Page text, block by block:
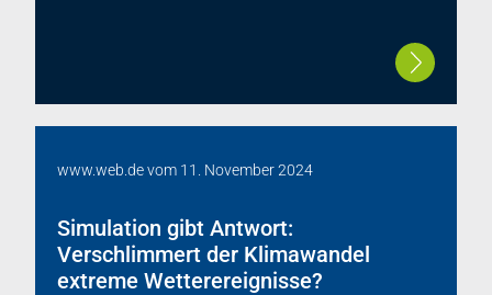
www.web.devom 11. November 2024
Simulation gibt Antwort:
Verschlimmert der Klimawandel
extreme Wetterereignisse?